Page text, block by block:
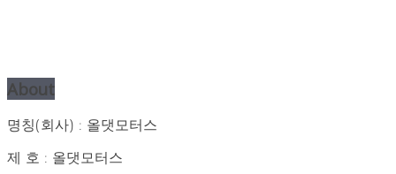
About
명칭(회사) : 올댓모터스
제 호 : 올댓모터스